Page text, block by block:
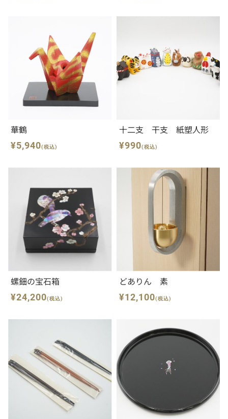
華鶴
¥5,940(税込)
十二支 干支 紙塑人形
¥990(税込)
螺鈿の宝石箱
¥24,200(税込)
どありん 素
¥12,100(税込)